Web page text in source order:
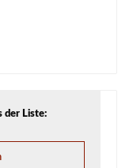
der Liste: